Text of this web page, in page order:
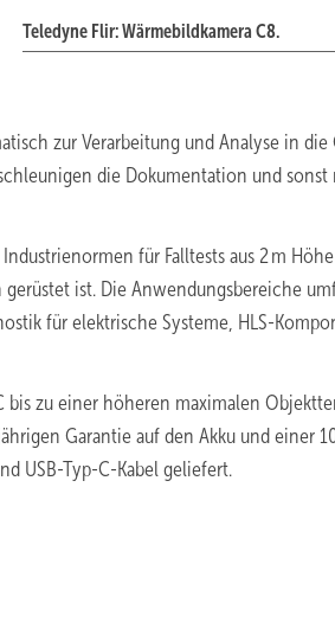
Teledyne Flir: Wärmebildkamera C8.
zur Verarbeitung und Analyse in
die Dokumentation und
für Falltests aus 2 m
ist. Die Anwendungsbereiche
für elektrische Systeme, HLS-
bis zu einer höheren maximalen
Garantie auf den Akku und einer
USB-Typ-C-Kabel geliefert.